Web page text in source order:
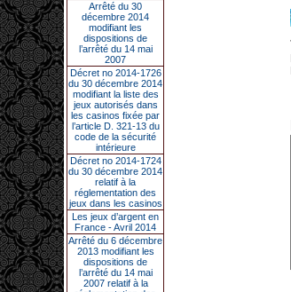
Arrêté du 30
décembre 2014
modifiant les
dispositions de
l’arrêté du 14 mai
2007
Décret no 2014-1726
du 30 décembre 2014
modifiant la liste des
jeux autorisés dans
les casinos fixée par
l’article D. 321-13 du
code de la sécurité
intérieure
Décret no 2014-1724
du 30 décembre 2014
relatif à la
réglementation des
jeux dans les casinos
Les jeux d’argent en
France - Avril 2014
Arrêté du 6 décembre
2013 modifiant les
dispositions de
l’arrêté du 14 mai
2007 relatif à la